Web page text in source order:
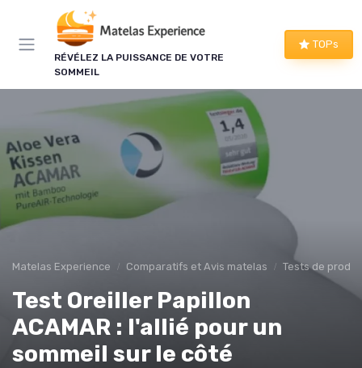
RÉVÉLEZ LA PUISSANCE DE VOTRE
SOMMEIL
TOPs
Matelas Experience Comparatifs et Avis matelas Tests de
Test Oreiller Papillon
ACAMAR : l'allié pour un
sommeil sur le côté
×
LE CLUB MATELAS EXPERIENCE
Mieux dormir, ça commence
Une à deux fois par semaine, les bons plans literie
que nous avons vérifiés, nos tests en avant-
première et les conseils qui ne tiennent pas dans
un comparatif.
Conseils pratiques Nouveautés filtrées
Panneau de gestion des cookies